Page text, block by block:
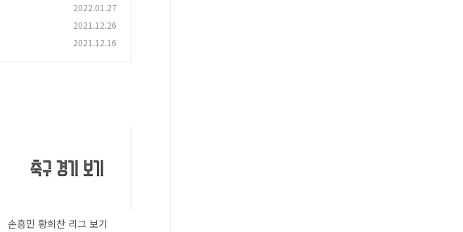
2022.01.27
2021.12.26
2021.12.16
손흥민 황희찬 리그 보기